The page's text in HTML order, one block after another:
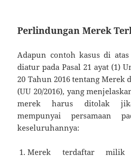
Perlindungan Merek
Adapun contoh kasus di
diatur pada Pasal 21 ayat (1)
20 Tahun 2016 tentang Merek
(UU 20/2016), yang
merek harus ditolak
mempunyai persamaan
keseluruhannya:
Merek terdaftar